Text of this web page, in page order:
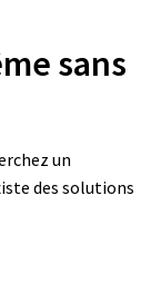
sans
un
des solutions